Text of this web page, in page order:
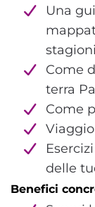
Una
Come
terra
Come
delle
Benefici